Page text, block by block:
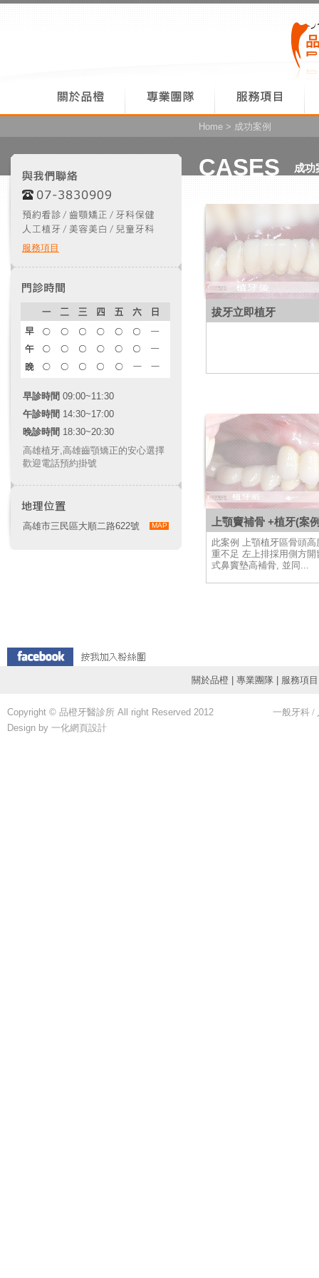
服務項目
早診時間 09:00~11:30
午診時間 14:30~17:00
晚診時間 18:30~20:30
高雄植牙,高雄齒顎矯正的安心選擇
歡迎電話預約掛號
MAP
高雄市三民區大順二路622號
Home > 成功案例
CASES 成功
拔牙立即植牙
上顎竇補骨 +植牙(案
此案例 上顎植牙區骨頭高
重不足 左上排採用側方開
式鼻竇墊高補骨, 並同...
關於品橙 專業團隊| 服務項目
Copyright © 品橙牙醫診所 All right Reserved 2012
Design by 一化網頁設計
一般牙科 /